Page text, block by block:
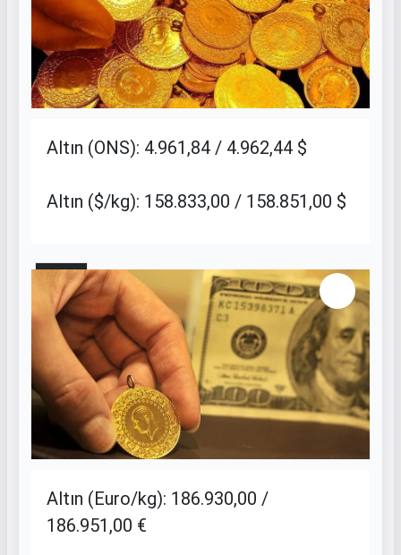
Altın (ONS): 4.961,84 / 4.962,44 $
Altın ($/kg): 158.833,00 / 158.851,00 $
3 / 11
Altın (Euro/kg): 186.930,00 /
186.951,00 €